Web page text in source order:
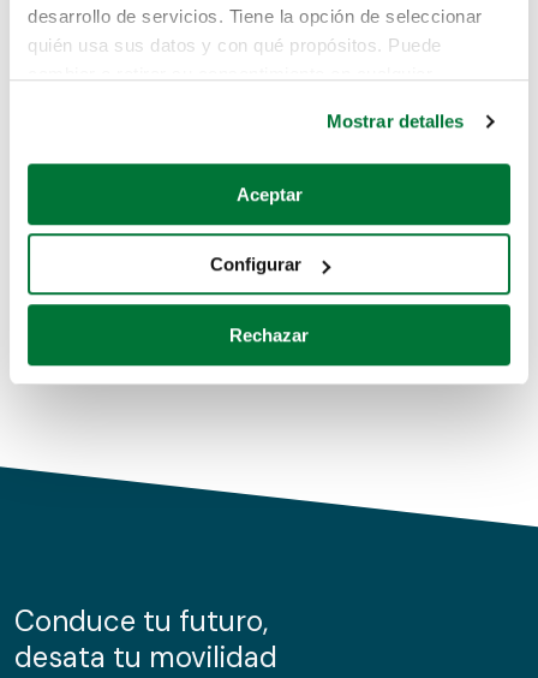
desarrollo de servicios. Tiene la opción de seleccionar
quién usa sus datos y con qué propósitos. Puede
Si lo permite, también quisiéramos:
Recopilar información sobre su ubicación geográfica
Identificar su dispositivo analizándolo activamente
para buscar características específicas (huellas
Obtenga más información sobre cómo se procesan sus
de cookies.
información sobre el uso que haga del sitio web con
nuestros partners de redes sociales, publicidad y análisis
Mostrar detalles
Aceptar
Configurar
Rechazar
Pero puedes encontrar el coche que estás
buscando en alguno de estos enlaces:
Coches de segunda mano
Coches de km0
Conduce tu futuro,
desata tu movilidad